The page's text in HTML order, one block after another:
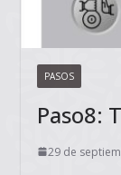
PASOS
Paso8:
29 de